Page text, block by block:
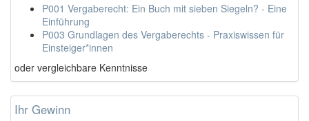
P001 Vergaberecht: Ein Buch mit sieben Siegeln? - Eine
Einführung
P003 Grundlagen des Vergaberechts - Praxiswissen für
Einsteiger*innen
oder vergleichbare Kenntnisse
Ihr Gewinn